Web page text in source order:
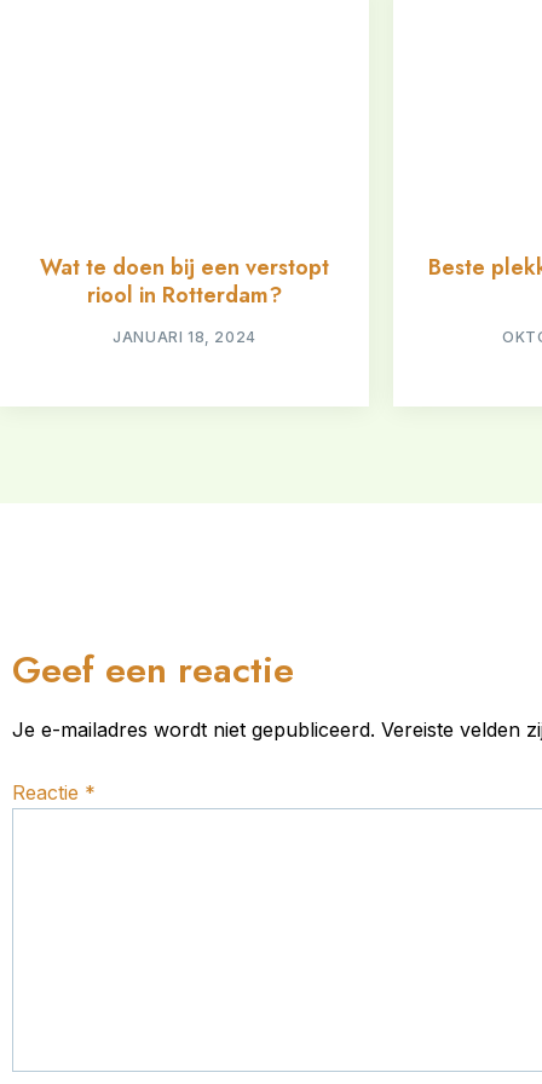
Wat te doen bij een verstopt
riool in Rotterdam?
JANUARI 18, 2024
Beste
Geef een reactie
Je e-mailadres wordt niet gepubliceerd. Vereiste velden
Reactie *